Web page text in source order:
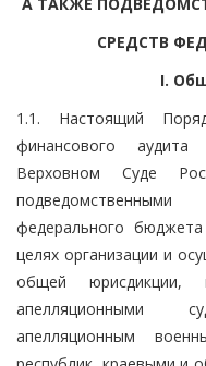
СРЕДСТВ
I.
1.1. Настоящий
финансового
Верховном Суде
федерального
целях организации и
общей юрисдикции,
апелляционными
апелляционным